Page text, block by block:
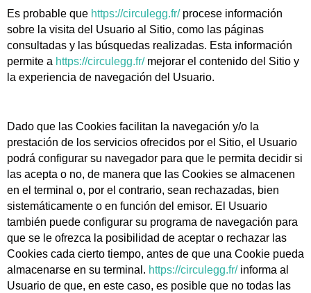
Es probable que https://circulegg.fr/procese información
sobre la visita del Usuario al Sitio, como las páginas
consultadas y las búsquedas realizadas. Esta información
permite a https://circulegg.fr/mejorar el contenido del Sitio y
la experiencia de navegación del Usuario.
Dado que las Cookies facilitan la navegación y/o la
prestación de los servicios ofrecidos por el Sitio, el Usuario
podrá configurar su navegador para que le permita decidir si
las acepta o no, de manera que las Cookies se almacenen
en el terminal o, por el contrario, sean rechazadas, bien
sistemáticamente o en función del emisor. El Usuario
también puede configurar su programa de navegación para
que se le ofrezca la posibilidad de aceptar o rechazar las
Cookies cada cierto tiempo, antes de que una Cookie pueda
almacenarse en su terminal. https://circulegg.fr/informa al
Usuario de que, en este caso, es posible que no todas las